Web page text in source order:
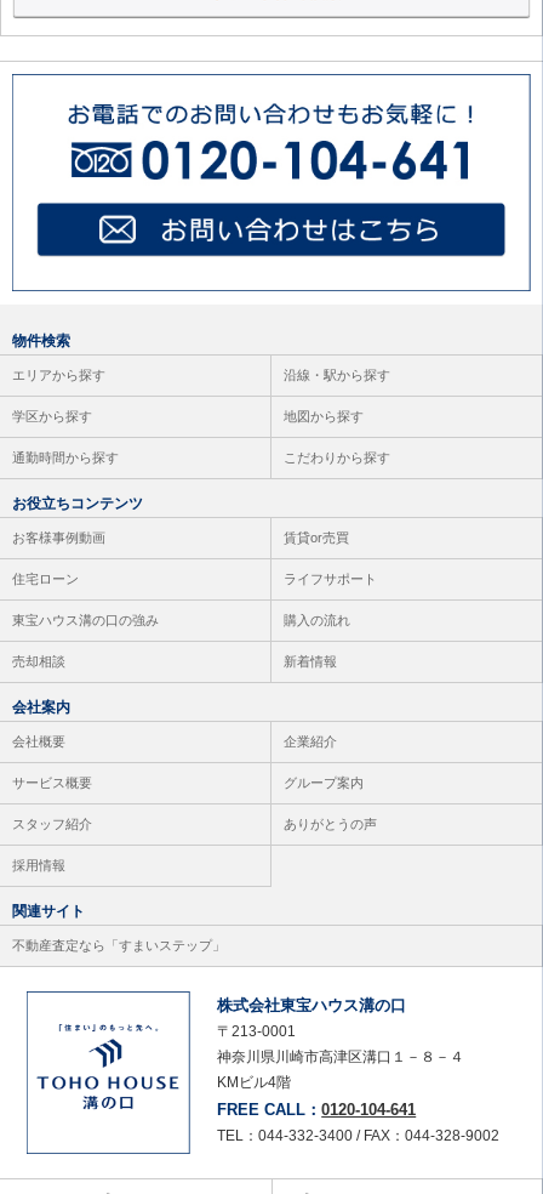
物件検索
エリアから探す 沿線・駅から探す
学区から探す 地図から探す
通勤時間から探す こだわりから探す
お役立ちコンテンツ
お客様事例動画 賃貸or売買
住宅ローン ライフサポート
東宝ハウス溝の口の強み 購入の流れ
売却相談 新着情報
会社案内
会社概要 企業紹介
サービス概要 グループ案内
スタッフ紹介 ありがとうの声
採用情報
関連サイト
不動産査定なら「すまいステップ」
株式会社東宝ハウス溝の口
〒213-0001
神奈川県川崎市高津区溝口１－８－４
KMビル4階
FREE CALL：0120-104-641
TEL：044-332-3400 / FAX：044-328-9002